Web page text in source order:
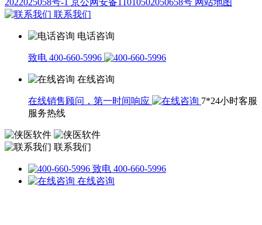
2022025058号-1 京公网安备11010502050658号 网站地图
联系我们
电话咨询
致电 400-660-5996
在线咨询
在线销售顾问，第一时间响应
7*24小时客服
服务热线
联系我们
致电 400-660-5996
在线咨询